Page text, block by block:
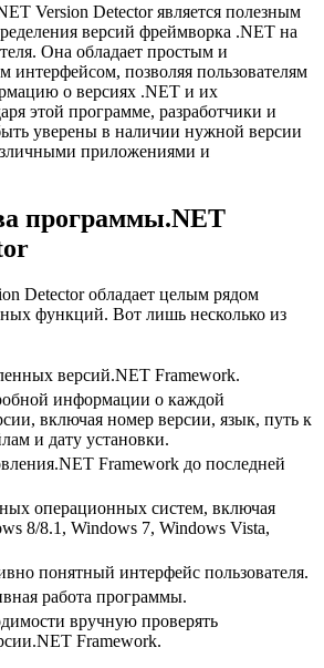
Version Detector является полезным
версий фреймворка .NET на
Она обладает простым и
интерфейсом, позволяя пользователям
о версиях .NET и их
этой программе, разработчики и
уверены в наличии нужной версии
приложениями и
программы.NET
Detector обладает целым рядом
функций. Вот лишь несколько из
версий.NET Framework.
информации о каждой
включая номер версии, язык, путь к
и дату установки.
Framework до последней
операционных систем, включая
8/8.1, Windows 7, Windows Vista,
понятный интерфейс пользователя.
работа программы.
вручную проверять
Framework.